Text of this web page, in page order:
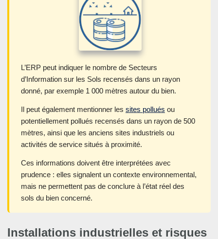
L’ERP peut indiquer le nombre de Secteurs
d’Information sur les Sols recensés dans un rayon
donné, par exemple 1 000 mètres autour du bien.
Il peut également mentionner les sites pollués ou
potentiellement pollués recensés dans un rayon de 500
mètres, ainsi que les anciens sites industriels ou
activités de service situés à proximité.
Ces informations doivent être interprétées avec
prudence : elles signalent un contexte environnemental,
mais ne permettent pas de conclure à l’état réel des
sols du bien concerné.
Installations industrielles et risques